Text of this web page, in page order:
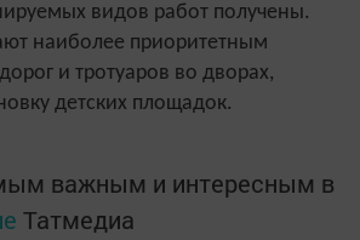
видов работ получены.
наиболее приоритетным
и тротуаров во дворах,
детских площадок.
важным и интересным в
Татмедиа